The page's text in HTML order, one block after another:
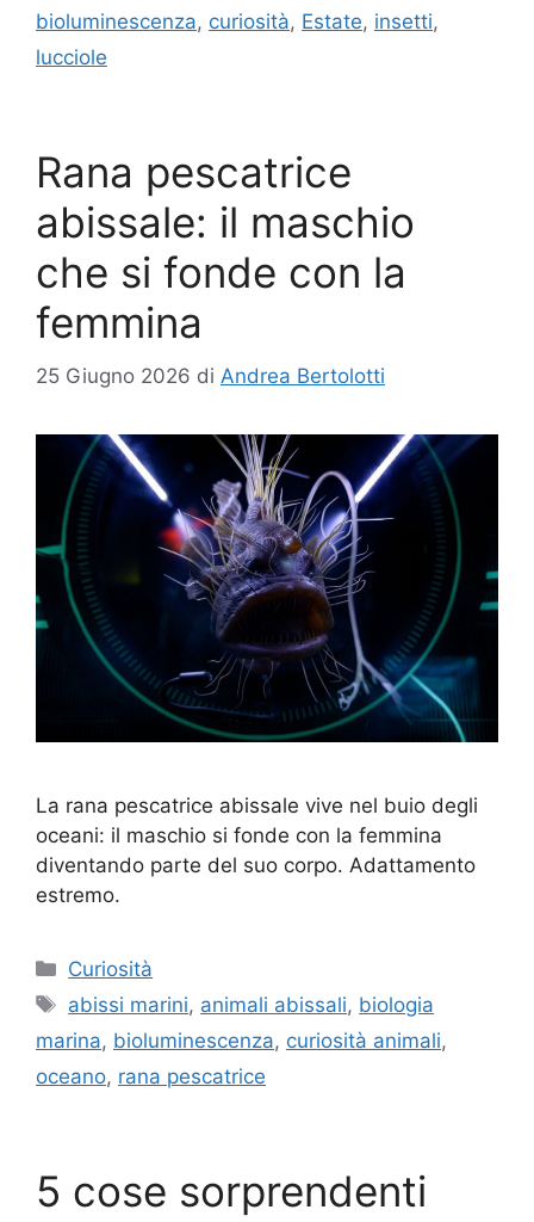
bioluminescenza, curiosità, Estate, insetti,
lucciole
Rana pescatrice
abissale: il maschio
che si fonde con la
femmina
25 Giugno 2026 di Andrea Bertolotti
La rana pescatrice abissale vive nel buio degli
oceani: il maschio si fonde con la femmina
diventando parte del suo corpo. Adattamento
estremo.
Categorie
Curiosità
Tag
abissi marini, animali abissali, biologia
marina, bioluminescenza, curiosità animali,
oceano, rana pescatrice
5 cose sorprendenti